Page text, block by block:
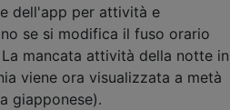
dell'app per attività e
se si modifica il fuso orario
mancata attività della notte in
viene ora visualizzata a metà
giapponese).